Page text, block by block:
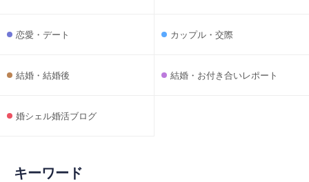
恋愛・デート カップル・交際
結婚・結婚後 結婚・お付き合いレポート
婚シェル婚活ブログ
キーワード